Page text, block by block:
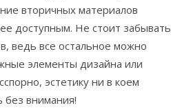
вторичных материалов
доступным. Не стоит забывать
ведь все остальное можно
элементы дизайна или
эстетику ни в коем
без внимания!